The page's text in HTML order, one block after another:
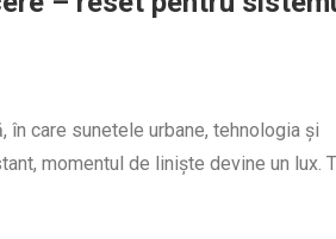
în care sunetele urbane, tehnologia și
momentul de liniște devine un lux.